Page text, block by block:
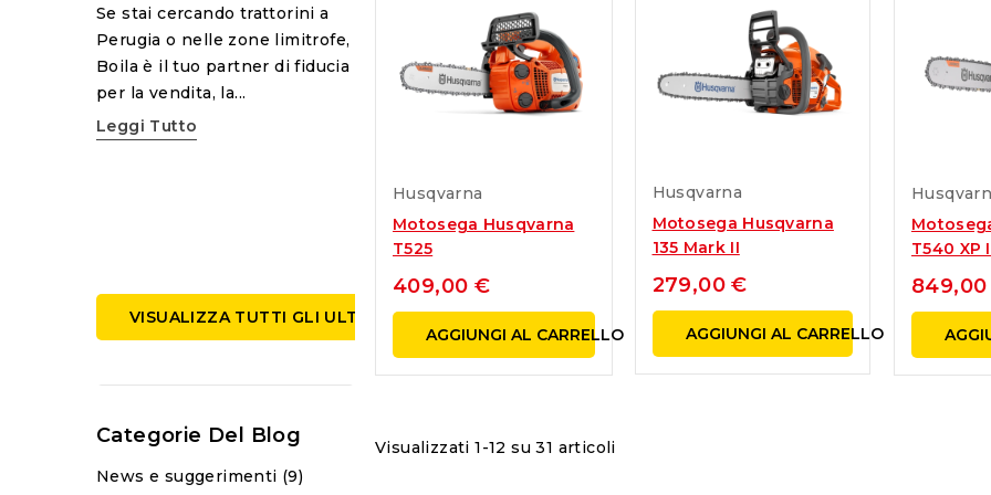
Se stai cercando trattorini a
Perugia o nelle zone limitrofe,
Boila è il tuo partner di fiducia
per la vendita, la...
Leggi Tutto
Husqvarna. Mantenere il tuo
robot...
Leggi Tutto
Attrezzature per
21/12/2023
macchine agricole e per...
Leggi Tutto
un'oasi di
bonus
21/12/2023
sostenibilità
incentivare
Leggi Tutto
VISUALIZZA TUTTI GLI ULTIMI POST
Categorie Del Blog
News e suggerimenti (9)
Husqvarna
Motosega Husqvarna
T525
409,00 €
AGGIUNGI AL CARRELLO
Husqvarna
Motosega Husqvarna
135 Mark II
279,00 €
AGGIUNGI AL CARRELLO
T540 XP
Visualizzati 1-12 su 31 articoli